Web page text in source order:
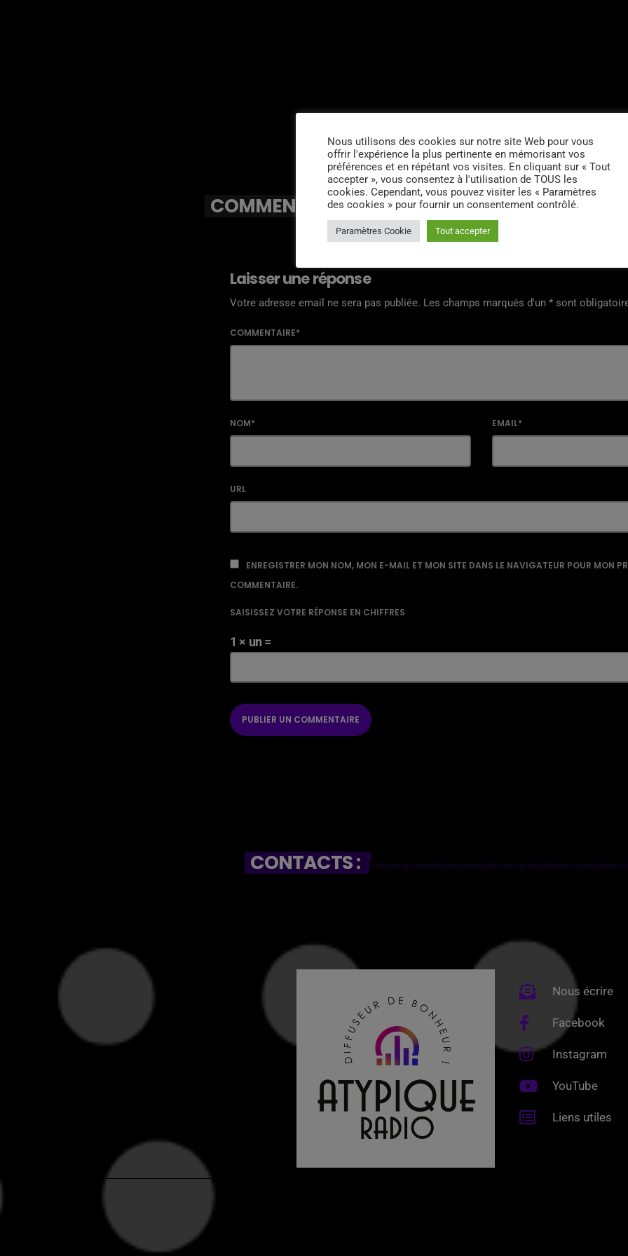
COMMENTAIRES D’ARTICLES (0)
Laisser une réponse
Votre adresse email ne sera pas publiée. Les champs marqués d'un * sont
COMMENTAIRE*
NOM* EMAIL*
URL
ENREGISTRER MON NOM, MON E-MAIL ET MON SITE DANS LE NAVIGATEUR POUR MON
COMMENTAIRE.
SAISISSEZ VOTRE RÉPONSE EN CHIFFRES
1 × un =
CONTACTS :
Nous écrire
Facebook
Instagram
YouTube
Liens utiles
Nous utilisons des cookies sur notre site Web pour vous
offrir l'expérience la plus pertinente en mémorisant vos
préférences et en répétant vos visites. En cliquant sur « Tout
accepter », vous consentez à l'utilisation de TOUS les
cookies. Cependant, vous pouvez visiter les « Paramètres
des cookies » pour fournir un consentement contrôlé.
Paramètres Cookie Tout accepter